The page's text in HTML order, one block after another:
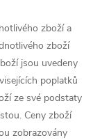
zboží a
zboží
jsou uvedeny
poplatků
ze své podstaty
Ceny zboží
zobrazovány